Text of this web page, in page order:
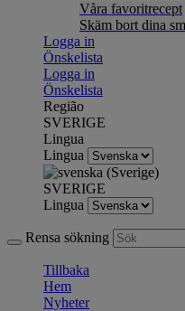
Våra favoritrecept
Skäm bort dina
Logga in
Önskelista
Logga in
Önskelista
Região
SVERIGE
Lingua
Lingua
SVERIGE
Lingua
Rensa sökning
Tillbaka
Hem
Nyheter